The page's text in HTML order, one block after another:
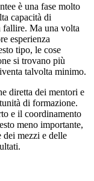
è una fase molto
capacità di
fallire. Ma una volta
esperienza
tipo, le cose
si trovano più
talvolta minimo.
diretta dei mentori e
di formazione.
e il coordinamento
meno importante,
dei mezzi e delle